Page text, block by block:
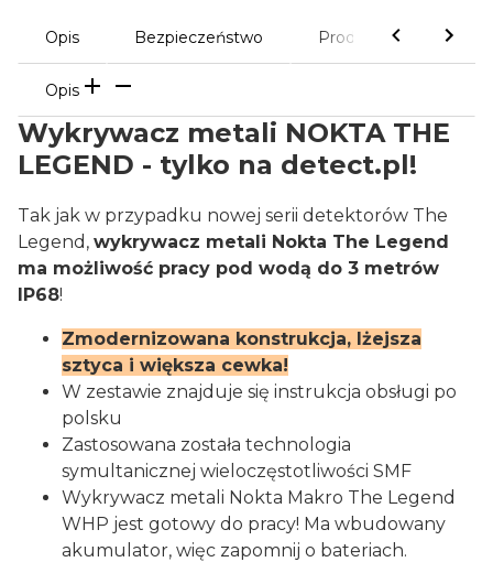
Opis Bezpieczeństwo Produkty powiązane
Opis
Wykrywacz metali NOKTA THE
LEGEND - tylko na detect.pl!
Tak jak w przypadku nowej serii detektorów The
Legend, wykrywacz metali Nokta The Legend
ma możliwość pracy pod wodą do 3 metrów
IP68!
Zmodernizowana konstrukcja, lżejsza
sztyca i większa cewka!
W zestawie znajduje się instrukcja obsługi po
polsku
Zastosowana została technologia
symultanicznej wieloczęstotliwości SMF
Wykrywacz metali Nokta Makro The Legend
WHP jest gotowy do pracy! Ma wbudowany
akumulator, więc zapomnij o bateriach.